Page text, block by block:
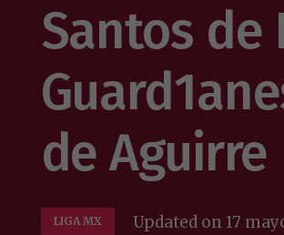
Santos
de Aguirre
LIGA MX Updated on17